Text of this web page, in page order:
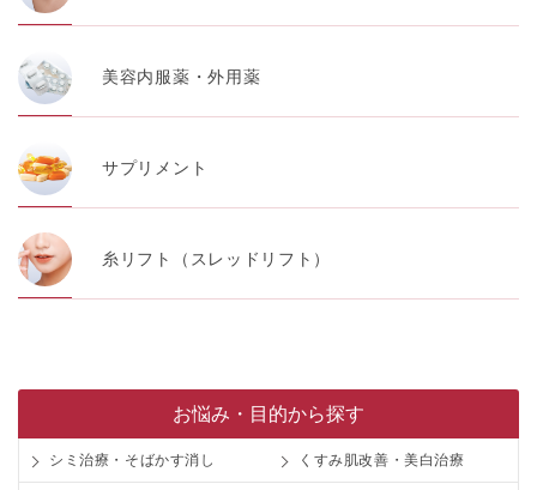
TCBグループが運営するWEBサイトでは、アクセスログ
として患者様の履歴情報をサーバ上に記録しています。
る統計分析のために使用されます。それ以外の目的で使
用されることはありません。
本プライバシーポリシーの内容は、法令変更への対応や
事業上の必要性等に応じて、改定される場合がありま
す。
掲載したときをもって効力を生じるものとします。
美容内服薬・外用薬
サプリメント
糸リフト（スレッドリフト）
お悩み・目的から探す
シミ治療・そばかす消し くすみ肌改善・美白治療